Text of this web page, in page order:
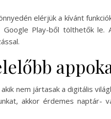
elérjük a kívánt
Play-ből tölthetők le.
nem jártasak a digitális
akkor érdemes naptár-